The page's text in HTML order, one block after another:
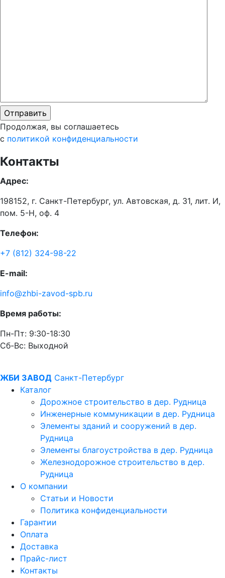
Продолжая, вы соглашаетесь
с политикой конфиденциальности
Контакты
Адрес:
198152, г. Санкт-Петербург, ул. Автовская, д. 31, лит. И,
пом. 5-Н, оф. 4
Телефон:
+7 (812) 324-98-22
E-mail:
info@zhbi-zavod-spb.ru
Время работы:
Пн-Пт: 9:30-18:30
Cб-Вс: Выходной
ЖБИ ЗАВОД Санкт-Петербург
Каталог
Дорожное строительство в дер. Рудница
Инженерные коммуникации в дер. Рудница
Элементы зданий и сооружений в дер.
Рудница
Элементы благоустройства в дер. Рудница
Железнодорожное строительство в дер.
Рудница
О компании
Статьи и Новости
Политика конфиденциальности
Гарантии
Оплата
Доставка
Прайс-лист
Контакты